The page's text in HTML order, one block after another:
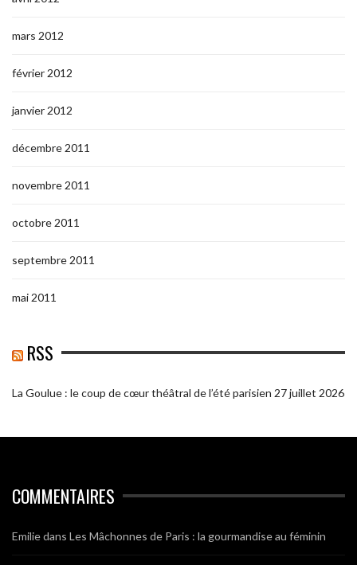
mars 2012
février 2012
janvier 2012
décembre 2011
novembre 2011
octobre 2011
septembre 2011
mai 2011
RSS
La Goulue : le coup de cœur théâtral de l’été parisien 27 juillet 2026
COMMENTAIRES
Emiliedans Les Mâchonnes de Paris : la gourmandise au féminin